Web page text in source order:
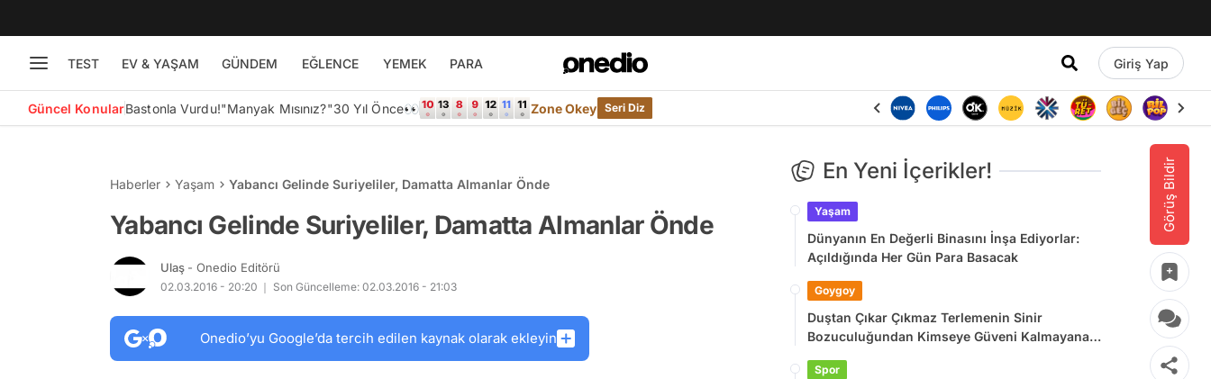
TEST EV & YAŞAM GÜNDEM EĞLENCE YEMEK PARA Giriş Yap
Güncel KonularBastonla Vurdu!"Manyak Mısınız?"30 Yıl Önce👀 Zone Okey Seri Diz
Görüş Bildir
Haberler Yaşam Yabancı Gelinde Suriyeliler, Damatta Almanlar Önde
Yabancı Gelinde Suriyeliler, Damatta Almanlar Önde
Ulaş - Onedio Editörü
02.03.2016 - 20:20 Son Güncelleme: 02.03.2016 - 21:03
Onedio’yu Google’da tercih edilen kaynak olarak ekleyin
En Yeni İçerikler!
Yaşam
Dünyanın En Değerli Binasını İnşa Ediyorlar:
Açıldığında Her Gün Para Basacak
Goygoy
Duştan Çıkar Çıkmaz Terlemenin Sinir
Bozuculuğundan Kimseye Güveni Kalmayana
Spor